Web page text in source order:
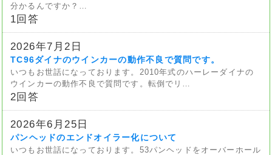
分かるんですか？…
1回答
2026年7月2日
TC96ダイナのウインカーの動作不良で質問です。
いつもお世話になっております。2010年式のハーレーダイナの
ウインカーの動作不良で質問です。転倒でリ…
2回答
2026年6月25日
パンヘッドのエンドオイラー化について
いつもお世話になっております。53パンヘッドをオーバーホール